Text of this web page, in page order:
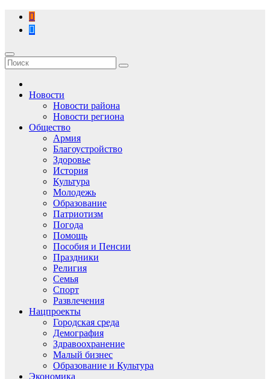
Перейти
содержимому
Новости
Новости района
Новости региона
Общество
Армия
Благоустройство
Здоровье
История
Культура
Молодежь
Образование
Патриотизм
Погода
Помощь
Пособия и Пенсии
Праздники
Религия
Семья
Спорт
Развлечения
Нацпроекты
Городская среда
Демография
Здравоохранение
Малый бизнес
Образование и Культура
Экономика